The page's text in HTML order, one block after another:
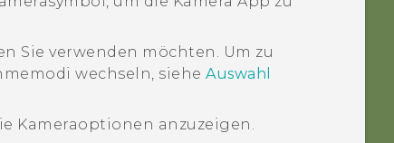
Sie verwenden möchten. Um zu
wechseln, sieheAuswahl
Kameraoptionen anzuzeigen.